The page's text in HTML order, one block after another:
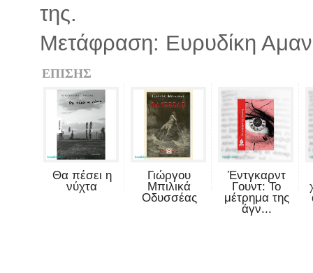
της.
Μετάφραση: Ευρυδίκη
ΕΠΙΣΗΣ
Θα πέσει η
νύχτα
Γιώργου
Μπιλικά
Οδυσσέας
Έντγκαρντ
Γουντ: Το
μέτρημα της
άγν...